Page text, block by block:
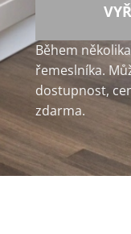
Během
řemeslníka.
dostupnost,
zdarma.